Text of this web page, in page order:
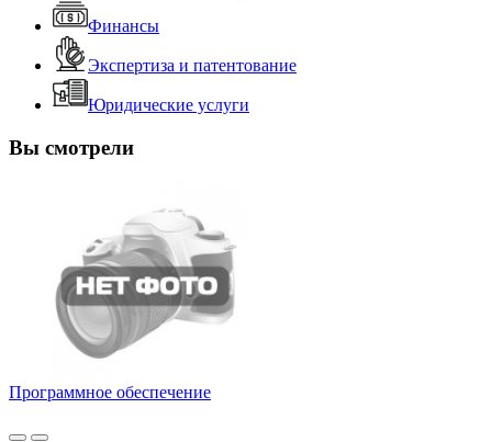
Финансы
Экспертиза и патентование
Юридические услуги
Вы смотрели
Программное обеспечение